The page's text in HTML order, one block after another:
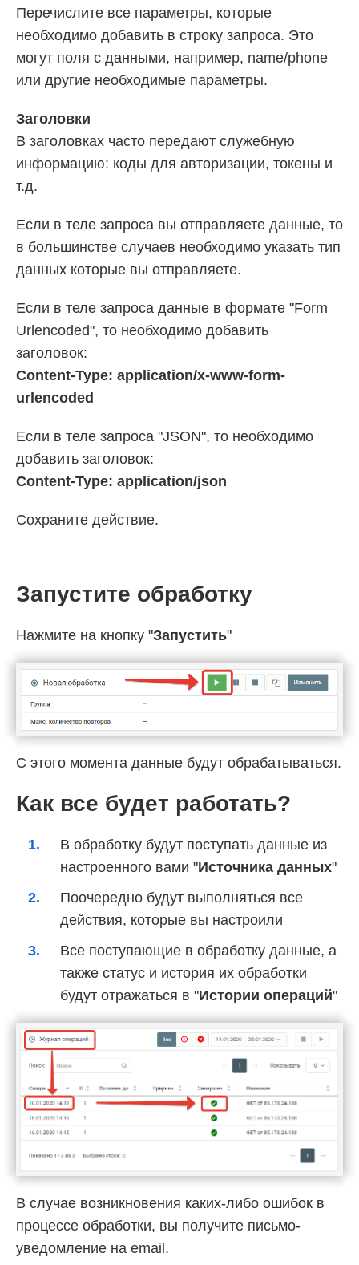
Перечислите все параметры, которые
необходимо добавить в строку запроса. Это
могут поля с данными, например, name/phone
или другие необходимые параметры.
Заголовки
В заголовках часто передают служебную
информацию: коды для авторизации, токены и
т.д.
Если в теле запроса вы отправляете данные, то
в большинстве случаев необходимо указать тип
данных которые вы отправляете.
Если в теле запроса данные в формате "Form
Urlencoded", то необходимо добавить
заголовок:
Content-Type: application/x-www-form-
urlencoded
Если в теле запроса "JSON", то необходимо
добавить заголовок:
Content-Type: application/json
Сохраните действие.
Запустите обработку
Нажмите на кнопку "Запустить"
С этого момента данные будут обрабатываться.
Как все будет работать?
В обработку будут поступать данные из
настроенного вами "Источника данных"
Поочередно будут выполняться все
действия, которые вы настроили
Все поступающие в обработку данные, а
также статус и история их обработки
будут отражаться в "Истории операций"
В случае возникновения каких-либо ошибок в
процессе обработки, вы получите письмо-
уведомление на email.